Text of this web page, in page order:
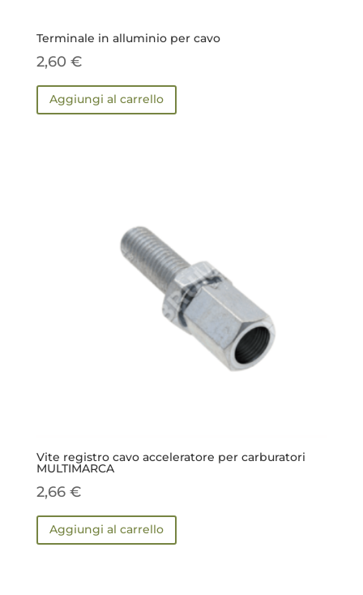
Terminale in alluminio per cavo
2,60 €
Aggiungi al carrello
Vite registro cavo acceleratore per carburatori
MULTIMARCA
2,66 €
Aggiungi al carrello